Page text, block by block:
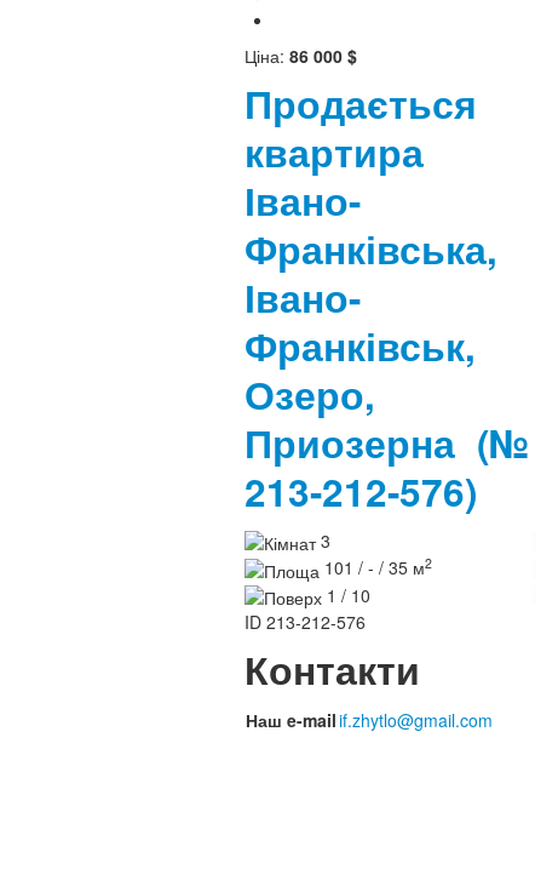
Ціна: 86 000 $
Продається
квартира
Івано-
Франківська,
Івано-
Франківськ,
Озеро,
Приозерна (№
213-212-576)
3
101 / - / 35 м2
1 / 10
ID 213-212-576
Контакти
Наш e-mailif.zhytlo@gmail.com